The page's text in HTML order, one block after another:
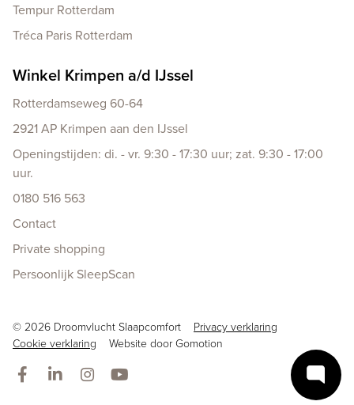
Tempur Rotterdam
Tréca Paris Rotterdam
Winkel Krimpen a/d IJssel
Rotterdamseweg 60-64
2921 AP Krimpen aan den IJssel
Openingstijden: di. - vr. 9:30 - 17:30 uur; zat. 9:30 - 17:00
uur.
0180 516 563
Contact
Private shopping
Persoonlijk SleepScan
Copyright navigation
© 2026 Droomvlucht Slaapcomfort
Privacy verklaring
Cookie verklaring
Website doorGomotion